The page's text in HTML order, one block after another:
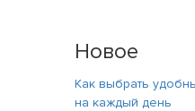
Новое
Как выбрать
на каждый день